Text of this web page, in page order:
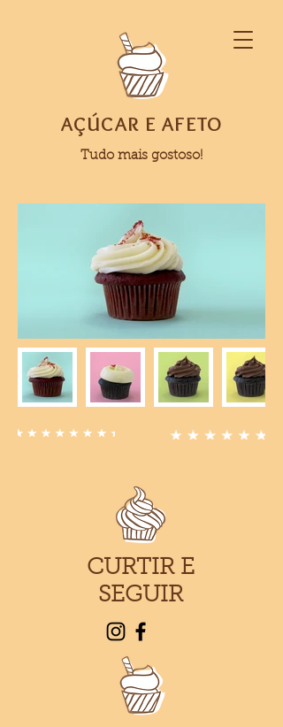
AÇÚCAR E AFETO
Tudo mais gostoso!
CURTIR E
SEGUIR